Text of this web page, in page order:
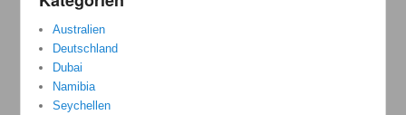
Australien
Deutschland
Dubai
Namibia
Seychellen